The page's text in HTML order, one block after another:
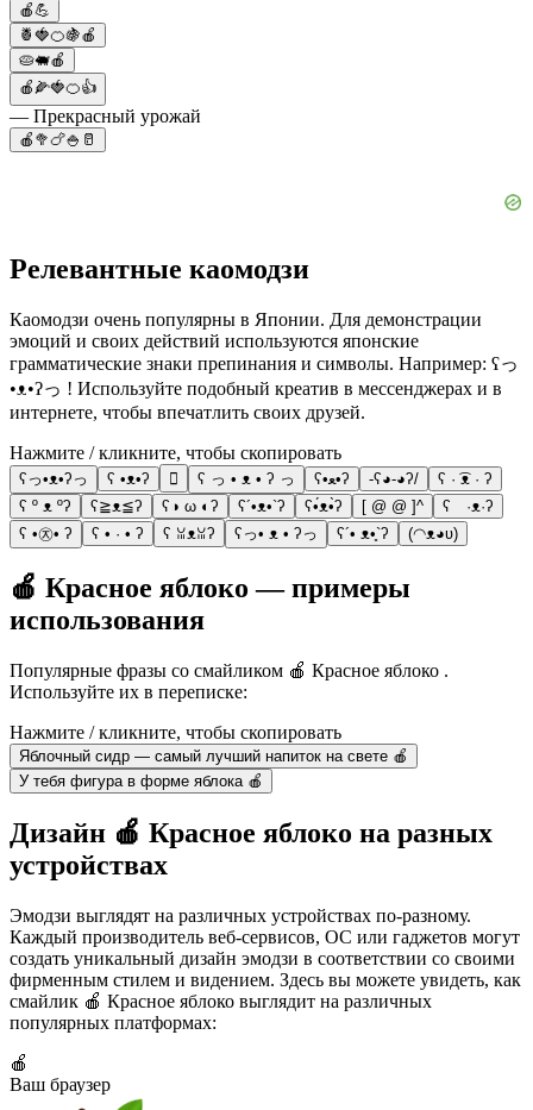
🍎💪
🍍🍓🍊🍇🍎
🥧🐖🍎
🍎🌽🍓🍊👍
— Прекрасный урожай
🍎🥦🍗🍚🥛
Релевантные каомодзи
Каомодзи очень популярны в Японии. Для демонстрации
эмоций и своих действий используются японские
грамматические знаки препинания и символы. Например: ʕっ
•ᴥ•ʔっ ! Используйте подобный креатив в мессенджерах и в
интернете, чтобы впечатлить своих друзей.
Нажмите / кликните, чтобы скопировать
ʕっ•ᴥ•ʔっ ʕ •ᴥ•ʔ  ʕ っ • ᴥ • ʔ っ ʕ•ﻌ•ʔ -ʕ◕-◕ʔ/
ʕ · ͡ᴥ · ʔ
ʕ º ᴥ ºʔ
ʕ≧ᴥ≦ʔ ʕ◑ ω ◐ʔ ʕ´•ᴥ•`ʔ ʕ•́ᴥ•̀ʔ [ @ @ ]^
ʕ ·ᴥ·ʔ
ʕ •㉨• ʔ
ʕ • · • ʔ ʕ ꈍᴥꈍʔ ʕっ• ᴥ • ʔっ ʕ´• ᴥ•̥`ʔ (◠ᴥ◕ʋ)
🍎 Красное яблоко — примеры
использования
Популярные фразы со смайликом 🍎 Красное яблоко .
Используйте их в переписке:
Нажмите / кликните, чтобы скопировать
Яблочный сидр — самый лучший напиток на свете 🍎
У тебя фигура в форме яблока 🍎
Дизайн 🍎 Красное яблоко на разных
устройствах
Эмодзи выглядят на различных устройствах по-разному.
Каждый производитель веб-сервисов, ОС или гаджетов могут
создать уникальный дизайн эмодзи в соответствии со своими
фирменным стилем и видением. Здесь вы можете увидеть, как
смайлик 🍎 Красное яблоко выглядит на различных
популярных платформах:
🍎
Ваш браузер